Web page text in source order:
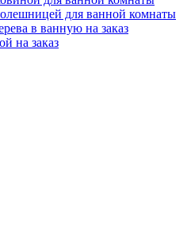
для ванной комнаты
в ванную на заказ
на заказ